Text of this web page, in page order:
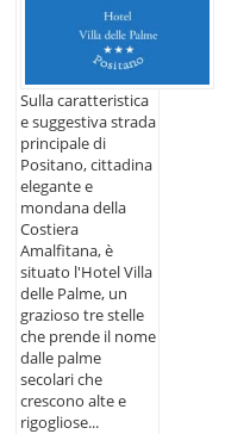
Sulla caratteristica
e suggestiva strada
principale di
Positano, cittadina
elegante e
mondana della
Costiera
Amalfitana, è
situato l'Hotel Villa
delle Palme, un
grazioso tre stelle
che prende il nome
dalle palme
secolari che
crescono alte e
rigogliose...